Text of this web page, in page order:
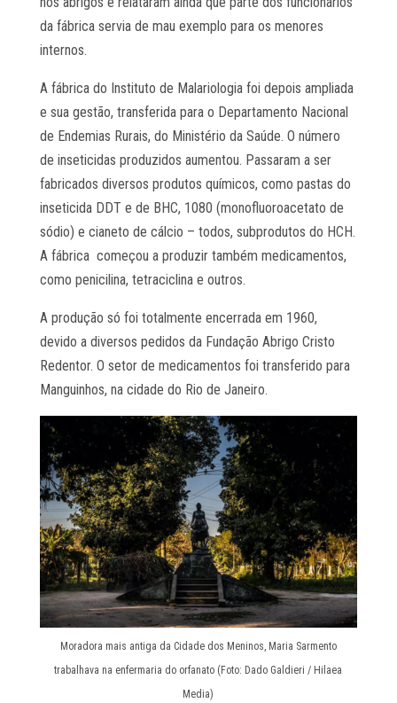
da fábrica servia de mau exemplo para os menores
internos.
A fábrica do Instituto de Malariologia foi depois ampliada
e sua gestão, transferida para o Departamento Nacional
de Endemias Rurais, do Ministério da Saúde. O número
de inseticidas produzidos aumentou. Passaram a ser
fabricados diversos produtos químicos, como pastas do
inseticida DDT e de BHC, 1080 (monofluoroacetato de
sódio) e cianeto de cálcio – todos, subprodutos do HCH.
A fábrica começou a produzir também medicamentos,
como penicilina, tetraciclina e outros.
A produção só foi totalmente encerrada em 1960,
devido a diversos pedidos da Fundação Abrigo Cristo
Redentor. O setor de medicamentos foi transferido para
Manguinhos, na cidade do Rio de Janeiro.
Moradora mais antiga da Cidade dos Meninos, Maria Sarmento
trabalhava na enfermaria do orfanato (Foto: Dado Galdieri / Hilaea
Media)